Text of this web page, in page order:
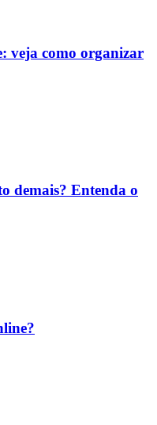
veja como organizar
demais? Entenda o